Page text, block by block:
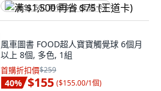
满 $1,500 再省 $75 (王道卡)
風車圖書 FOOD超人寶寶觸覺球 6個月
以上 8個, 多色, 1組
首購折扣價$259
40% $155 ($155.00/1個)